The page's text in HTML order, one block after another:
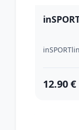
12.90 €